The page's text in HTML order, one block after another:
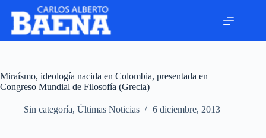
Miraísmo, ideología nacida en Colombia, presentada en
Congreso Mundial de Filosofía (Grecia)
Sin categoría, Últimas Noticias 6 diciembre, 2013